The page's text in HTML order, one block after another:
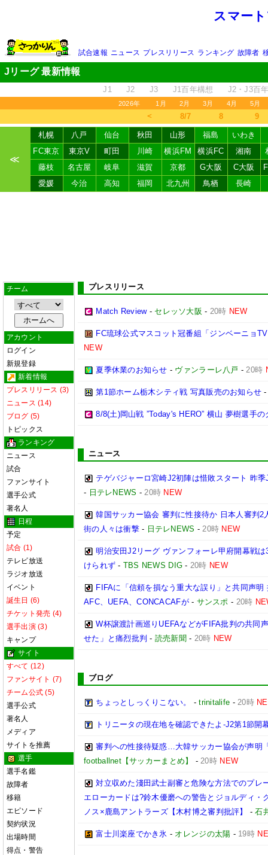
スマー
試合速報 ニュース プレスリリース ランキング 故障者
Jリーグ 最新情報
J1 J2 J3 J1百年構想 J2・J3百
2026年 1月 2月 3月 4月 5月
＜ 8/7 8 9
≪
札幌 八戸 仙台 秋田 山形 福島
いわき
FC東京
東京V 町田 川崎 横浜FM 横浜FC 湘南
藤枝
名古屋 岐阜 滋賀 京都 G大阪 C大阪
愛媛
今治 高知 福岡 北九州 鳥栖 長崎
チーム
アカウント
ログイン
新規登録
新着情報
プレスリリース (3)
ニュース (14)
ブログ (5)
トピックス
ランキング
ニュース
試合
ファンサイト
選手公式
著名人
日程
予定
試合 (1)
テレビ放送
ラジオ放送
イベント
誕生日 (6)
チケット発売 (4)
選手出演 (3)
キャンプ
サイト
すべて (12)
ファンサイト (7)
チーム公式 (5)
選手公式
著名人
メディア
サイトを推薦
選手
選手名鑑
故障者
移籍
エピソード
契約状況
出場時間
得点・警告
プレスリリース
Match Review- セレッソ大阪 - 20時 NEW
FC琉球公式マスコット冠番組「ジンベーニョ
NEW
夏季休業のお知らせ - ヴァンラーレ八戸 -20時
第1節ホーム栃木シティ戦 写真販売のお知らせ
8/8(土)岡山戦 ”Today's HERO” 横山 夢樹選手
ニュース
テゲバジャーロ宮崎J2初陣は惜敗スタート 昨
- 日テレNEWS -20時 NEW
韓国サッカー協会 審判に性接待か 日本人審判
街の人々は衝撃- 日テレNEWS -20時 NEW
明治安田J2リーグ ヴァンフォーレ甲府開幕戦
けられず - TBS NEWS DIG - 20時 NEW
FIFAに「信頼を損なう重大な誤り」と共同声
AFC、UEFA、CONCACAFが- サンスポ - 20時
W杯譲渡計画巡りUEFAなどがFIFA批判の共同
せた」と痛烈批判 - 読売新聞 - 20時 NEW
ブログ
ちょっとしっくりこない。 -trinitalife -20時
トリニータの現在地を確認できたよ-J2第1節開
審判への性接待疑惑…大韓サッカー協会が声明
footballnet【サッカーまとめ】
-20時 NEW
対立収めた淺田武士副審と危険な方法でのプレ
エローカードは?鈴木優磨への警告とジョルディ
ノス×鹿島アントラーズ【木村博之審判批評】
-石
富士川楽座でかき氷 - オレンジの太陽 - 19時